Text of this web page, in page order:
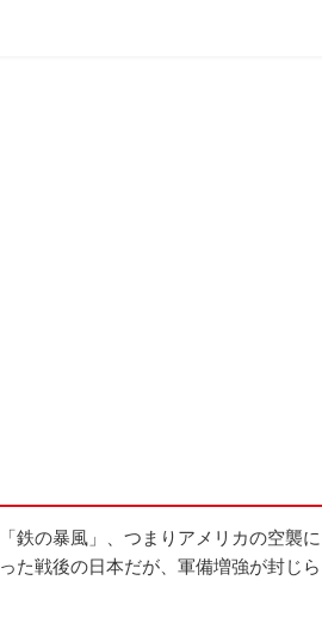
鉄の暴風」、つまりアメリカの空襲に
た戦後の日本だが、軍備増強が封じら